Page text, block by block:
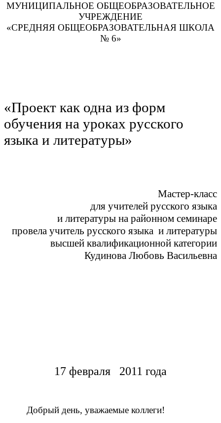
МУНИЦИПАЛЬНОЕ ОБЩЕОБРАЗОВАТЕЛЬНОЕ
УЧРЕЖДЕНИЕ
«СРЕДНЯЯ ОБЩЕОБРАЗОВАТЕЛЬНАЯ ШКОЛА
№ 6»
«Проект как одна из форм
обучения на уроках русского
языка и литературы»
Мастер-класс
для учителей русского языка
и литературы на районном семинаре
провела учитель русского языка и литературы
высшей квалификационной категории
Кудинова Любовь Васильевна
17 февраля 2011 года
Добрый день, уважаемые коллеги!